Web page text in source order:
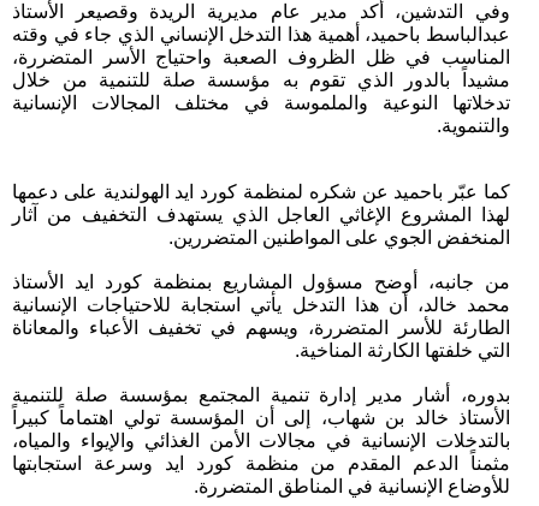
وفي التدشين، أكد مدير عام مديرية الريدة وقصيعر الأستاذ
عبدالباسط باحميد، أهمية هذا التدخل الإنساني الذي جاء في وقته
المناسب في ظل الظروف الصعبة واحتياج الأسر المتضررة،
مشيداً بالدور الذي تقوم به مؤسسة صلة للتنمية من خلال
تدخلاتها النوعية والملموسة في مختلف المجالات الإنسانية
والتنموية.
كما عبّر باحميد عن شكره لمنظمة كورد ايد الهولندية على دعمها
لهذا المشروع الإغاثي العاجل الذي يستهدف التخفيف من آثار
المنخفض الجوي على المواطنين المتضررين.
من جانبه، أوضح مسؤول المشاريع بمنظمة كورد ايد الأستاذ
محمد خالد، أن هذا التدخل يأتي استجابة للاحتياجات الإنسانية
الطارئة للأسر المتضررة، ويسهم في تخفيف الأعباء والمعاناة
التي خلفتها الكارثة المناخية.
بدوره، أشار مدير إدارة تنمية المجتمع بمؤسسة صلة للتنمية
الأستاذ خالد بن شهاب، إلى أن المؤسسة تولي اهتماماً كبيراً
بالتدخلات الإنسانية في مجالات الأمن الغذائي والإيواء والمياه،
مثمناً الدعم المقدم من منظمة كورد ايد وسرعة استجابتها
للأوضاع الإنسانية في المناطق المتضررة.